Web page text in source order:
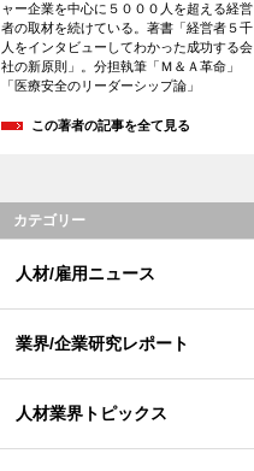
ャー企業を中心に５０００人を超える経営
者の取材を続けている。著書「経営者５千
人をインタビューしてわかった成功する会
社の新原則」。分担執筆「Ｍ＆Ａ革命」
「医療安全のリーダーシップ論」
この著者の記事を全て見る
カテゴリー
人材/雇用ニュース
業界/企業研究レポート
人材業界トピックス